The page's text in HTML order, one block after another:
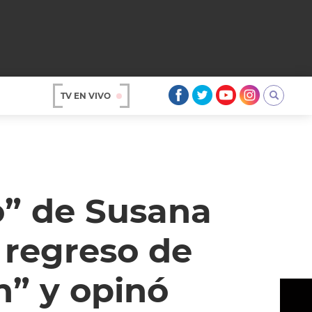
TV EN VIVO
de Susana
de
y opinó